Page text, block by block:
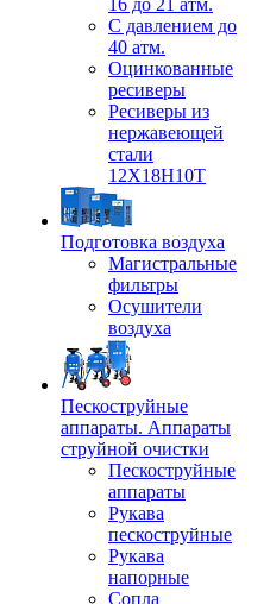
16 до 21 атм.
С давлением до
40 атм.
Оцинкованные
ресиверы
Ресиверы из
нержавеющей
стали
12Х18Н10Т
Подготовка воздуха
Магистральные
фильтры
Осушители
воздуха
Пескоструйные
аппараты. Аппараты
струйной очистки
Пескоструйные
аппараты
Рукава
пескоструйные
Рукава
напорные
Сопла